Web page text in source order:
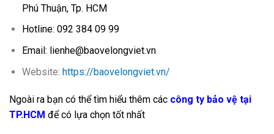
Phú Thuận, Tp. HCM
Hotline: 092 384 09 99
Email: lienhe@baovelongviet.vn
Website: https://baovelongviet.vn/
Ngoài ra bạn có thể tìm hiểu thêm các công ty bảo vệ tại
TP.HCM để có lựa chọn tốt nhất